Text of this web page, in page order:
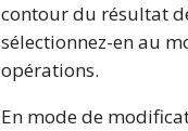
contour du résultat
sélectionnez-en au
opérations.
En mode de